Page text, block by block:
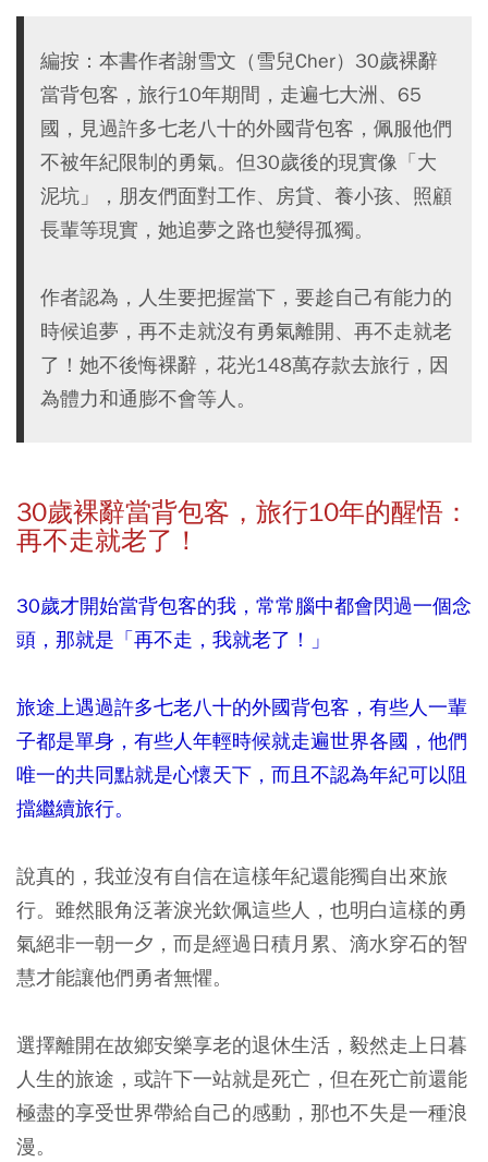
編按：本書作者謝雪文（雪兒Cher）30歲裸辭
當背包客，旅行10年期間，走遍七大洲、65
國，見過許多七老八十的外國背包客，佩服他們
不被年紀限制的勇氣。但30歲後的現實像「大
泥坑」，朋友們面對工作、房貸、養小孩、照顧
長輩等現實，她追夢之路也變得孤獨。
作者認為，人生要把握當下，要趁自己有能力的
時候追夢，再不走就沒有勇氣離開、再不走就老
了！她不後悔裸辭，花光148萬存款去旅行，因
為體力和通膨不會等人。
30歲裸辭當背包客，旅行10年的醒悟：
再不走就老了！
30歲才開始當背包客的我，常常腦中都會閃過一個念
頭，那就是「再不走，我就老了！」
旅途上遇過許多七老八十的外國背包客，有些人一輩
子都是單身，有些人年輕時候就走遍世界各國，他們
唯一的共同點就是心懷天下，而且不認為年紀可以阻
擋繼續旅行。
說真的，我並沒有自信在這樣年紀還能獨自出來旅
行。雖然眼角泛著淚光欽佩這些人，也明白這樣的勇
氣絕非一朝一夕，而是經過日積月累、滴水穿石的智
慧才能讓他們勇者無懼。
選擇離開在故鄉安樂享老的退休生活，毅然走上日暮
人生的旅途，或許下一站就是死亡，但在死亡前還能
極盡的享受世界帶給自己的感動，那也不失是一種浪
漫。